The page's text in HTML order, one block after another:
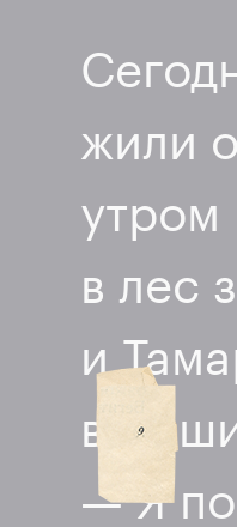
жили
утром
в лес
и
в
— Я